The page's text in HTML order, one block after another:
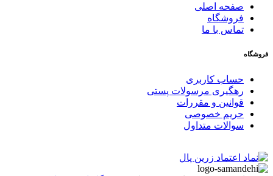
صفحه اصلی
فروشگاه
تماس با ما
فروشگاه
حساب کاربری
رهگیری مرسولات پستی
قوانین و مقررات
حریم خصوصی
سوالات متداول